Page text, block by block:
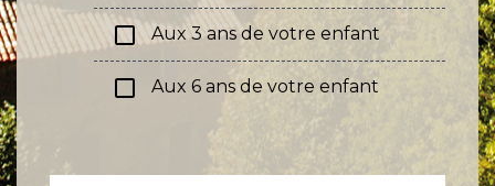
check_box_outline_blank Aux 3 ans de votre enfant
check_box_outline_blank Aux 6 ans de votre enfant